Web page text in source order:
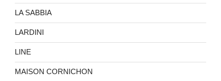
LA SABBIA
LARDINI
LINE
MAISON CORNICHON